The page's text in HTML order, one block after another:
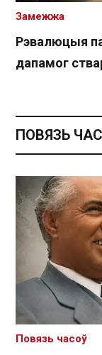
Рэвалюцыя
дапамог
Замежжа
ПОВЯЗЬ
Повязь часоў